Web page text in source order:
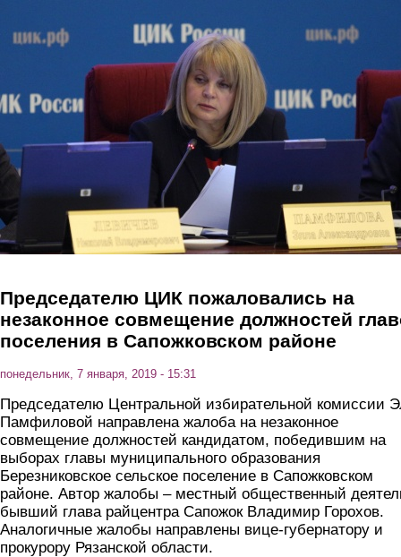
Председателю ЦИК пожаловались на
незаконное совмещение должностей
поселения в Сапожковском районе
понедельник, 7 января, 2019 - 15:31
Председателю Центральной избирательной комиссии
Памфиловой направлена жалоба на незаконное
совмещение должностей кандидатом, победившим на
выборах главы муниципального образования
Березниковское сельское поселение в Сапожковском
районе. Автор жалобы – местный общественный
бывший глава райцентра Сапожок Владимир Горохов.
Аналогичные жалобы направлены вице-губернатору и
прокурору Рязанской области.